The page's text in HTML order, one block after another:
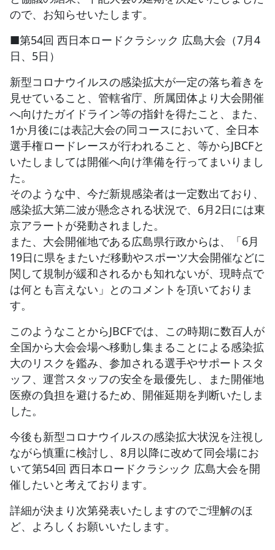
JBCF ROAD SERIESとは
ので、お知らせいたします。
■第54回 西日本ロードクラシック 広島大会（7月4
日、5日）
新型コロナウイルスの感染拡大が一定の落ち着きを
見せていること、管轄省庁、所属団体より大会開催
へ向けたガイドライン等の指針を得たこと、また、
1か月後には表記大会の同コースにおいて、全日本
選手権ロードレースが行われること、等からJBCFと
いたしましては開催へ向け準備を行ってまいりまし
た。
そのような中、今だ新規感染者は一定数出ており、
感染拡大第二波が懸念される状況で、6月2日には東
京アラートが発動されました。
また、大会開催地である広島県行政からは、「6月
19日に県をまたいだ移動やスポーツ大会開催などに
関して規制が緩和されるかも知れないが、現時点で
は何とも言えない」とのコメントを頂いておりま
す。
このようなことからJBCFでは、この時期に数百人が
全国から大会会場へ移動し集まることによる感染拡
大のリスクを鑑み、参加される選手やサポートスタ
ッフ、運営スタッフの安全を最優先し、また開催地
医療の負担を避けるため、開催延期を判断いたしま
した。
今後も新型コロナウイルスの感染拡大状況を注視し
ながら慎重に検討し、8月以降に改めて同会場にお
いて第54回 西日本ロードクラシック 広島大会を開
催したいと考えております。
詳細が決まり次第発表いたしますのでご理解のほ
ど、よろしくお願いいたします。